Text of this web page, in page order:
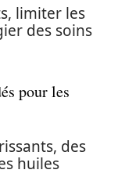
limiter les
des soins
pour les
des
huiles